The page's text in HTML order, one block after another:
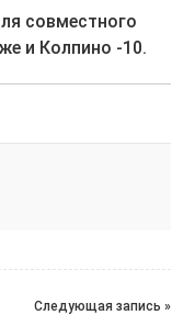
совместного
и Колпино -10.
Следующая запись »